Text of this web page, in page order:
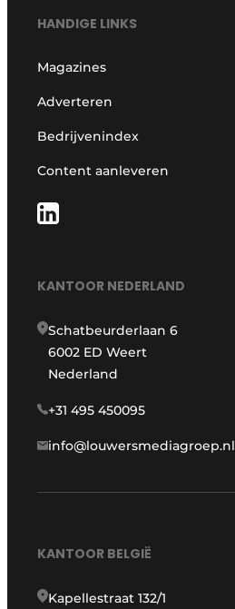
HANDIGE LINKS
Magazines
Adverteren
Bedrijvenindex
Content aanleveren
KANTOOR NEDERLAND
Schatbeurderlaan 6
6002 ED Weert
Nederland
+31 495 450095
info@louwersmediagroep.nl
KANTOOR BELGIË
Kapellestraat 132/1